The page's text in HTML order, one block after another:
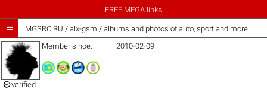
FREE MEGA links
 iMGSRC.RU / alx-gsm / albums and photos of auto, sport and more
verified
Member since: 2010-02-09